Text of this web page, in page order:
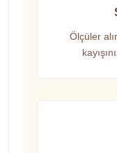
Ölçüler